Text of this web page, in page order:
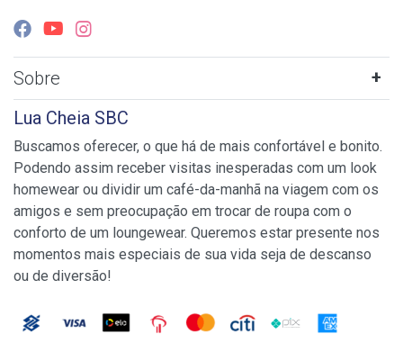
Sobre
Lua Cheia SBC
Buscamos oferecer, o que há de mais confortável e bonito.
Podendo assim receber visitas inesperadas com um look
homewear ou dividir um café-da-manhã na viagem com os
amigos e sem preocupação em trocar de roupa com o
conforto de um loungewear. Queremos estar presente nos
momentos mais especiais de sua vida seja de descanso
ou de diversão!